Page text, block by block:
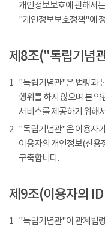
개인정보보호에 관해서
"개인정보보호정책"에
제8조("독립기념
1 "독립기념관"은 법령과
행위를 하지 않으며 본
서비스를 제공하기 위해
2 "독립기념관"은 이용자
이용자의 개인정보(신용
구축합니다.
제9조(이용자의
1 "독립기념관"이 관계법